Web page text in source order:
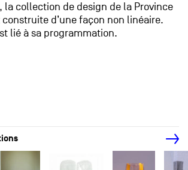
la collection de design de la Province
construite d’une façon non linéaire.
lié à sa programmation.